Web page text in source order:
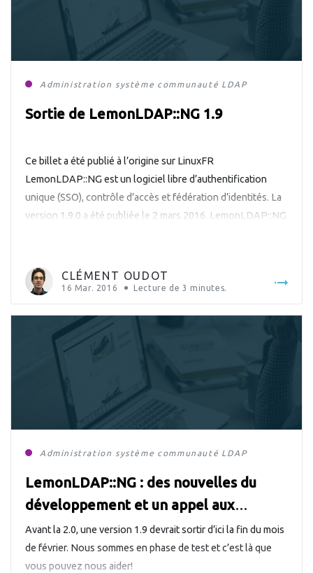
Administration système communauté LDAP
Sortie de LemonLDAP::NG 1.9
Ce billet a été publié à l’origine sur LinuxFR
LemonLDAP::NG est un logiciel libre d’authentification
unique (SSO), contrôle d’accès et fédération d’identités. La
version 1.9.0 a été publiée le 2 mars 2016. LemonLDAP::NG
comme le support […]
CLÉMENT OUDOT
16 Mar. 2016 Lecture de 3 minutes.
Administration système communauté LDAP
LemonLDAP::NG : des nouvelles du
développement et un appel aux
testeurs
Avant la 2.0, une version 1.9 devrait sortir d’ici la fin du mois
de février. Nous sommes en phase de test et c’est là que
vous pouvez nous aider!